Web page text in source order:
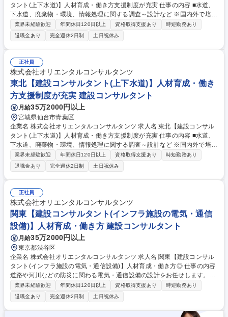
タント(上下水道)】人材育成・働き方支援制度が充実 仕事の内容 ■水道、
下水道、廃棄物・環境、情報処理に関する調査～設計など ※国内外で培っ
たノウハウやネットワークを活かしながら、時代のニーズに合わせた新し
い取り組みにチャレンジできる環境です 【具体的には】「民間活用による
経営・運営」「アセットマネジメント」「上下水道防災総合計画」等の技
術を用いながら、少子高齢化、浸水・津波・地震対策等の防災、老朽化施
設の計画的な改築、ゲリラ豪雨等の地球環境問題の解決に貢献してくださ
い。 ◎将来的には当社の上下水道分野の中核を担う人材としての活躍を期
待。分野の発展、その先に続く豊かな社会生活の創造に貢献してください
募集職種 関東【建設コンサルタント(上下水道)】人材育成・働き方支援制
度が充実
業界未経験歓迎 年間休日120日以上 資格取得支援あり
時短勤務あり
退職金あり
完全週休2日制 土日祝休み
正社員
株式会社オリエンタルコンサルタンツ
東北【建設コンサルタント(上下水道)】人材育成・働き
方支援制度が充実 建設コンサルタント
月給35万2000円以上
宮城県仙台市青葉区
企業名 株式会社オリエンタルコンサルタンツ 求人名 東北【建設コンサル
タント(上下水道)】人材育成・働き方支援制度が充実 仕事の内容 ■水道、
下水道、廃棄物・環境、情報処理に関する調査～設計など ※国内外で培っ
たノウハウやネットワークを活かしながら、時代のニーズに合わせた新し
い取り組みにチャレンジできる環境です 【具体的には】「民間活用による
経営・運営」「アセットマネジメント」「上下水道防災総合計画」等の技
術を用いながら、少子高齢化、浸水・津波・地震対策等の防災、老朽化施
設の計画的な改築、ゲリラ豪雨等の地球環境問題の解決に貢献してくださ
い。 ◎将来的には当社の上下水道分野の中核を担う人材としての活躍を期
待。分野の発展、その先に続く豊かな社会生活の創造に貢献してください
募集職種 東北【建設コンサルタント(上下水道)】人材育成・働き方支援制
度が充実
業界未経験歓迎 年間休日120日以上 資格取得支援あり
時短勤務あり
退職金あり
完全週休2日制 土日祝休み
正社員
株式会社オリエンタルコンサルタンツ
関東【建設コンサルタント(インフラ施設の電気・通信
設備)】人材育成・働き方 建設コンサルタント
月給35万2000円以上
東京都渋谷区
企業名 株式会社オリエンタルコンサルタンツ 求人名 関東【建設コンサル
タント(インフラ施設の電気・通信設備)】人材育成・働き方◎ 仕事の内容
道路や河川などの防災に関わる電気・通信設備の設計をお任せします。コ
ンサルタントとして、発注者に近い立場でインフラ整備に携わることがで
き、ご経験やスキルが社会貢献に直結するお仕事です。 道路や河川には、
監視カメラや気象観測設備等、様々な設備が設置されています。インフラ
におけるこれらの設備は15年～20年周期で更新・改修の必要があり、都
業界未経験歓迎 年間休日120日以上 資格取得支援あり
時短勤務あり
退職金あり
完全週休2日制 土日祝休み